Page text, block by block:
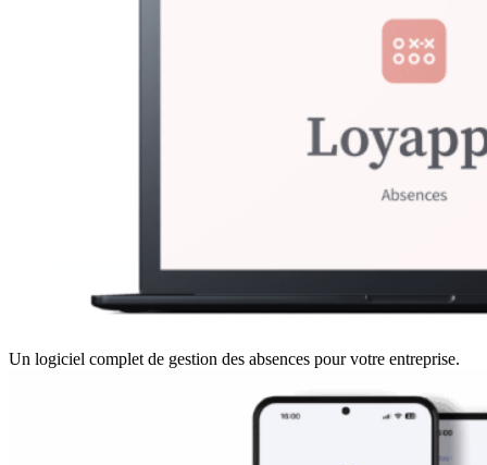
Un logiciel complet de gestion des absences pour votre entreprise.